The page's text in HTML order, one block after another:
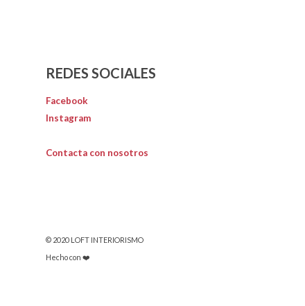
REDES SOCIALES
Facebook
Instagram
Contacta con nosotros
© 2020 LOFT INTERIORISMO
Hecho con ❤️